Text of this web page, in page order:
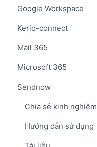
Google Workspace
Kerio-connect
Mail 365
Microsoft 365
Sendnow
Chia sẻ kinh nghiệm
Hướng dẫn sử dụng